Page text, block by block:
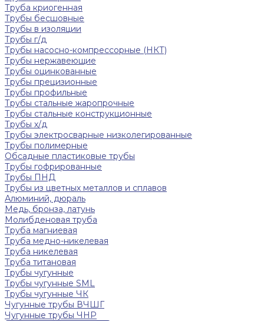
Труба криогенная
Трубы бесшовные
Трубы в изоляции
Трубы г/д
Трубы насосно-компрессорные (НКТ)
Трубы нержавеющие
Трубы оцинкованные
Трубы прецизионные
Трубы профильные
Трубы стальные жаропрочные
Трубы стальные конструкционные
Трубы х/д
Трубы электросварные низколегированные
Трубы полимерные
Обсадные пластиковые трубы
Трубы гофрированные
Трубы ПНД
Трубы из цветных металлов и сплавов
Алюминий, дюраль
Медь, бронза, латунь
Молибденовая труба
Труба магниевая
Труба медно-никелевая
Труба никелевая
Труба титановая
Трубы чугунные
Трубы чугунные SML
Трубы чугунные ЧК
Чугунные трубы ВЧШГ
Чугунные трубы ЧНР